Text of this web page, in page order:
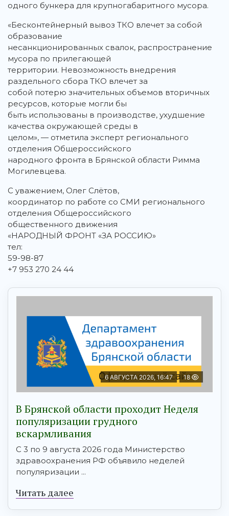
одного бункера для крупногабаритного мусора.
«Бесконтейнерный вывоз ТКО влечет за собой
образование
несанкционированных свалок, распространение
мусора по прилегающей
территории. Невозможность внедрения
раздельного сбора ТКО влечет за
собой потерю значительных объемов вторичных
ресурсов, которые могли бы
быть использованы в производстве, ухудшение
качества окружающей среды в
целом», — отметила эксперт регионального
отделения Общероссийского
народного фронта в Брянской области Римма
Могилевцева.
С уважением, Олег Слётов,
координатор по работе со СМИ регионального
отделения Общероссийского
общественного движения
«НАРОДНЫЙ ФРОНТ «ЗА РОССИЮ»
тел:
59-⁠⁠⁠⁠⁠⁠⁠⁠⁠⁠⁠⁠⁠⁠⁠⁠⁠⁠⁠⁠⁠⁠⁠⁠⁠⁠⁠⁠⁠⁠98-⁠⁠⁠⁠⁠⁠⁠⁠⁠⁠⁠⁠⁠⁠⁠⁠⁠⁠⁠⁠⁠⁠⁠⁠⁠⁠⁠⁠⁠⁠87
+7 953 270 24 44
6 АВГУСТА 2026, 16:47 18
В Брянской области проходит Неделя
популяризации грудного
вскармливания
С 3 по 9 августа 2026 года Министерство
здравоохранения РФ объявило неделей
популяризации ...
Читать далее